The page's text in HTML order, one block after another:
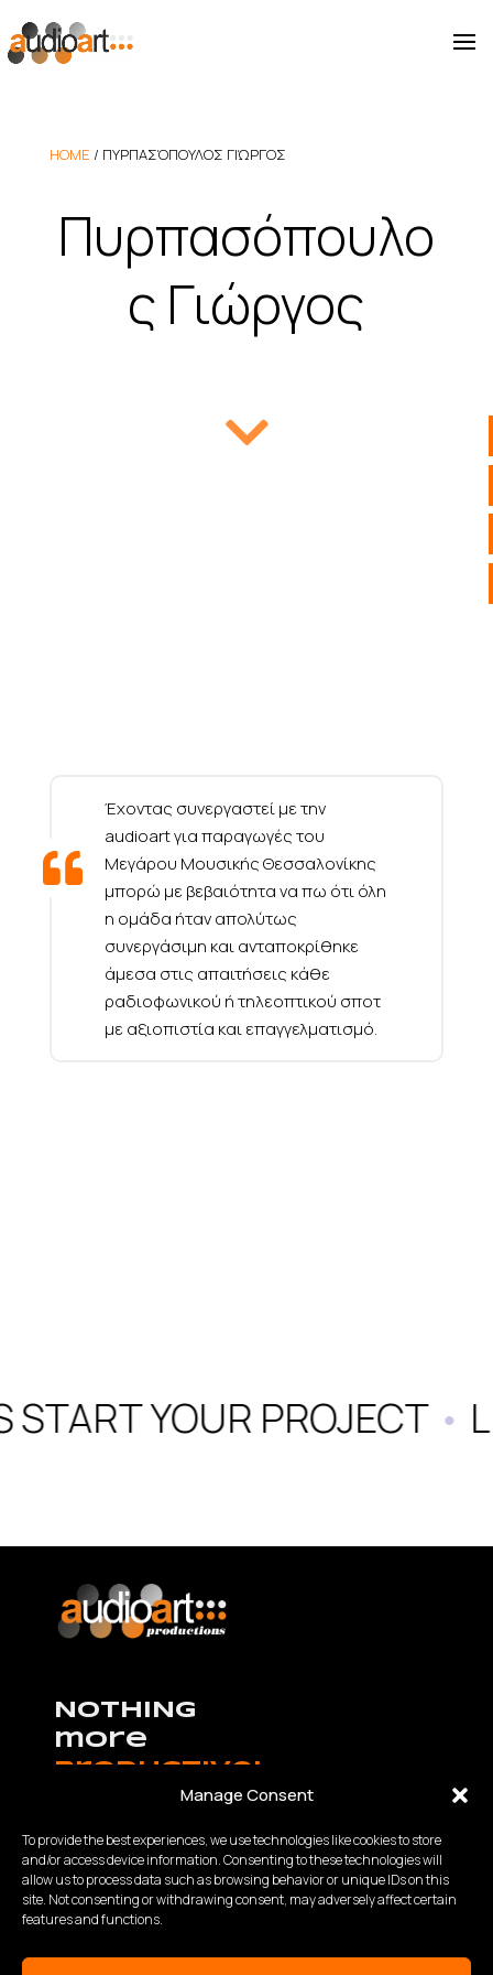
Manage Consent
To provide the best experiences, we use technologies like cookies to store
and/or access device information. Consenting to these technologies will
allow us to process data such as browsing behavior or unique IDs on this
site. Not consenting or withdrawing consent, may adversely affect certain
features and functions.
HOME / ΠΥΡΠΑΣΌΠΟΥΛΟΣ ΓΙΏΡΓΟΣ
Πυρπασόπουλο
ς Γιώργος

Έχοντας συνεργαστεί με την
audioart για παραγωγές του
Μεγάρου Μουσικής Θεσσαλονίκης
μπορώ με βεβαιότητα να πω ότι όλη
η ομάδα ήταν απολύτως
συνεργάσιμη και ανταποκρίθηκε
άμεσα στις απαιτήσεις κάθε
ραδιοφωνικού ή τηλεοπτικού σποτ
με αξιοπιστία και επαγγελματισμό.
START YOUR PROJECT•
NOTHING
more
productive!
K.Καραμανλή – Θ.Χαρίση 63 Θεσσαλονίκη,
Τηλ:
2310 840200
- Fax: 2310 934848